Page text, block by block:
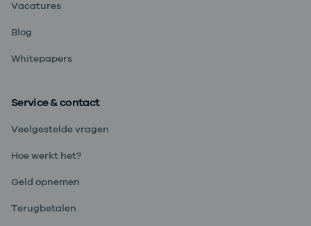
Vacatures
Blog
Whitepapers
Service & contact
Veelgestelde vragen
Hoe werkt het?
Geld opnemen
Terugbetalen